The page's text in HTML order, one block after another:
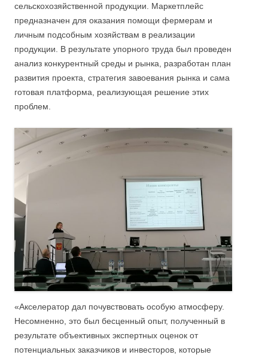
сельскохозяйственной продукции. Маркетплейс
предназначен для оказания помощи фермерам и
личным подсобным хозяйствам в реализации
продукции. В результате упорного труда был проведен
анализ конкурентный среды и рынка, разработан план
развития проекта, стратегия завоевания рынка и сама
готовая платформа, реализующая решение этих
проблем.
«Акселератор дал почувствовать особую атмосферу.
Несомненно, это был бесценный опыт, полученный в
результате объективных экспертных оценок от
потенциальных заказчиков и инвесторов, которые